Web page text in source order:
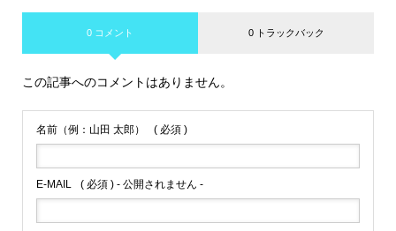
0 コメント 0 トラックバック
この記事へのコメントはありません。
名前（例：山田 太郎） ( 必須 )
E-MAIL ( 必須 ) - 公開されません -